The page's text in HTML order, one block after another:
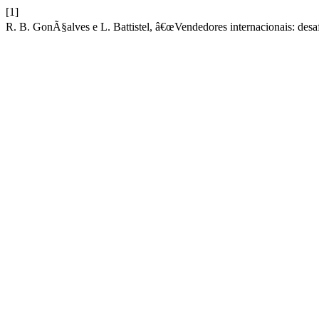
[1]
R. B. GonÃ§alves e L. Battistel, â€œVendedores internacionais: